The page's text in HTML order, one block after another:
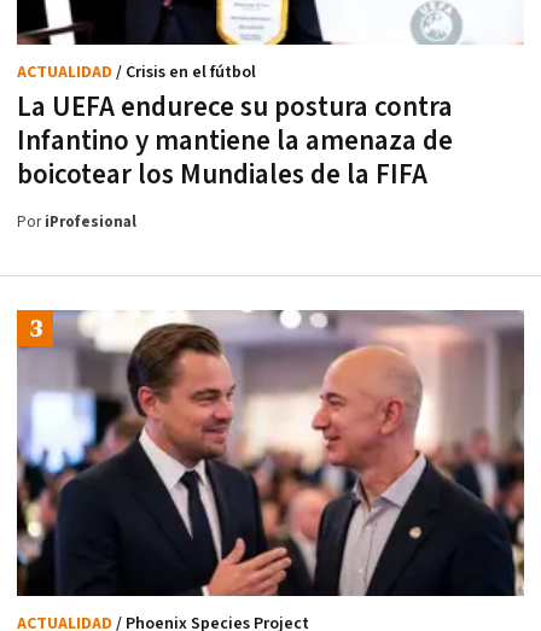
La UEFA endurece su postura contra
Infantino y mantiene la amenaza de
boicotear los Mundiales de la FIFA
ACTUALIDAD / Crisis en el fútbol
PoriProfesional
ACTUALIDAD / Phoenix Species Project